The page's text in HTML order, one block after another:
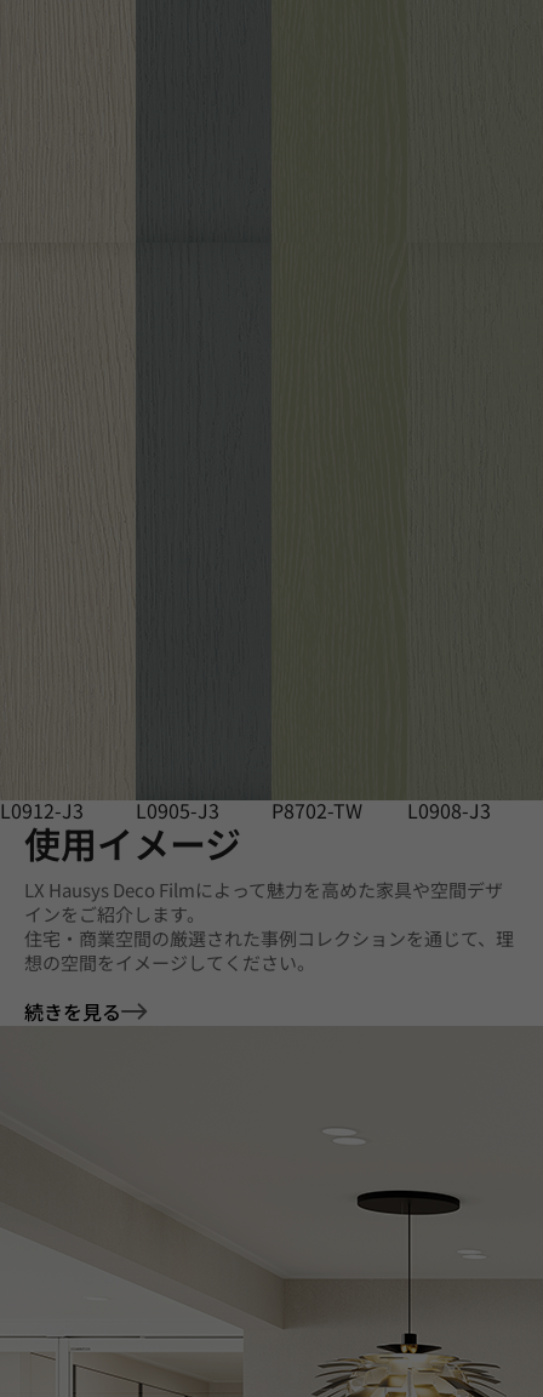
L0912-J3 L0905-J3 P8702-TW L0908-J3
使用イメージ
LX Hausys Deco Filmによって魅力を高めた家具や空間デザ
インをご紹介します。
住宅・商業空間の厳選された事例コレクションを通じて、理
想の空間をイメージしてください。
続きを見る